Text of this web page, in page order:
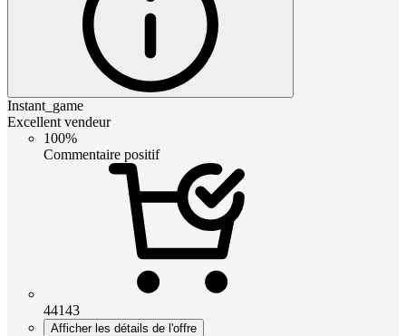
Instant_game
Excellent vendeur
100%
Commentaire positif
44143
Afficher les détails de l'offre